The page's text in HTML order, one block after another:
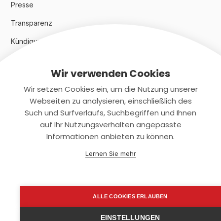
Presse
Transparenz
Kündigungsindex 2024
Rechtliches
Datenschutz
support@smartkuendigen.de
Wir verwenden Cookies
Wir setzen Cookies ein, um die Nutzung unserer
Webseiten zu analysieren, einschließlich des
Such und Surfverlaufs, Suchbegriffen und Ihnen
auf Ihr Nutzungsverhalten angepasste
Informationen anbieten zu können.
Lernen Sie mehr
ALLE COOKIES ERLAUBEN
EINSTELLUNGEN